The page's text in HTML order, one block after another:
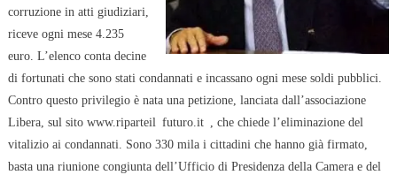
corruzione in atti giudiziari,
riceve ogni mese 4.235
euro. L’elenco conta decine
di fortunati che sono stati condannati e incassano ogni mese soldi pubblici.
Contro questo privilegio è nata una petizione, lanciata dall’associazione
Libera, sul sito www.riparteil futuro.it, che chiede l’eliminazione del
vitalizio ai condannati. Sono 330 mila i cittadini che hanno già firmato,
basta una riunione congiunta dell’Ufficio di Presidenza della Camera e del